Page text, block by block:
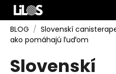
Prejsť
obsah
BLOG / Slovenskí
ako pomáhajú ľuďom
Slovenskí
o Späť
Späť
o